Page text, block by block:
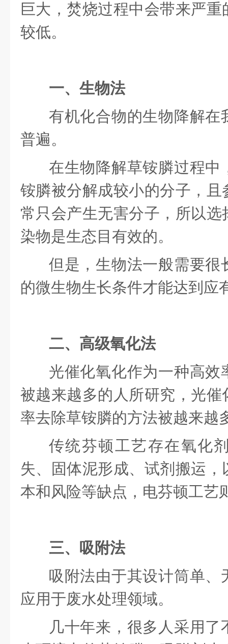
巨大，焚烧过程中会带来严
较低。
一、生物法
有机化合物的生物降解在
普遍。
在生物降解草铵膦过程中
铵膦被分解成较小的分子，
常只会产生无害分子，所以
染物是生态目有效的。
但是，生物法一般需要很
的微生物生长条件才能达到应
二、 高级氧化法
光催化氧化作为一种高效
被越来越多的人所研究，光
率去除草铵膦的方法被越来越
传统芬顿工艺存在氧化
失、固体泥形成、试剂搬运
本和风险等缺点，电芬顿工艺
三、吸附法
吸附法由于其设计筒单、
应用于废水处理领域。
几十年来，很多人采用